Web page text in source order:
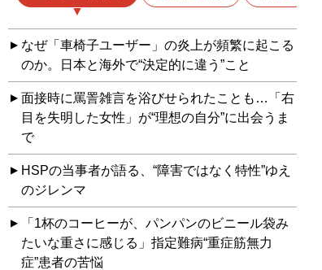
なぜ「車椅子ユーザー」の炎上が頻繁に起こる
のか。日本と海外で“決定的に違う”こと
面接時に罵詈雑言を浴びせられたことも…「右
目を失明した女性」が“理想の自分”に出会うま
で
HSPの当事者が語る、“障害ではなく特性”ゆえ
のジレンマ
「1杯のコーヒーが、パンパンのビニール袋み
たいな重さに感じる」指定難病“重症筋無力
症”患者の苦悩